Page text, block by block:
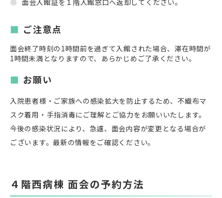
面会入館証を１階入館窓口へ返却してください。
ご注意点
面会終了時刻の1時間前を過ぎて入館された場合、滞在時間が
1時間未満となりますので、あらかじめご了承ください。
お願い
入院患者様・ご家族への感染拡大を防止するため、不織布マ
スク着用・手指消毒にご理解とご協力をお願いいたします。
今後の感染状況により、急遽、面会内容が変更となる場合が
ございます。最新の情報をご確認ください。
４階西病棟 面会の予約方法